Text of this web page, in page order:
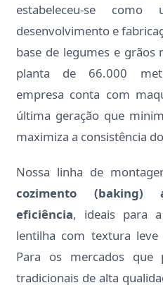
estabeleceu-se
desenvolvimento e
base de legumes e grãos
planta de 66.000
empresa conta com
última geração que
maximiza a consistência
Nossa linha de
cozimento
eficiência, ideais para
lentilha com textura
Para os mercados que
tradicionais de alta